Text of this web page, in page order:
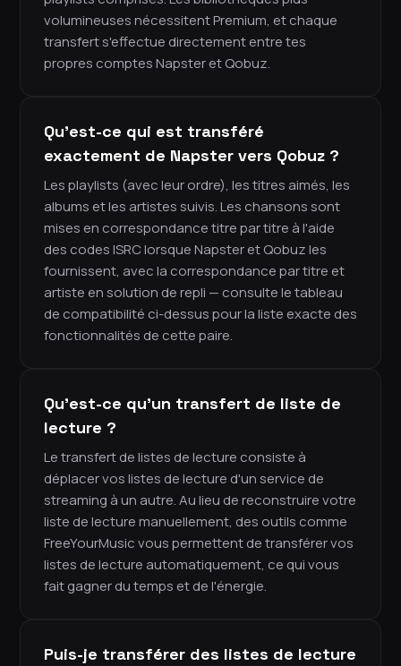
volumineuses nécessitent Premium, et chaque
transfert s'effectue directement entre tes
propres comptes Napster et Qobuz.
Qu'est-ce qui est transféré
exactement de Napster vers Qobuz ?
Les playlists (avec leur ordre), les titres aimés, les
albums et les artistes suivis. Les chansons sont
mises en correspondance titre par titre à l'aide
des codes ISRC lorsque Napster et Qobuz les
fournissent, avec la correspondance par titre et
artiste en solution de repli — consulte le tableau
de compatibilité ci-dessus pour la liste exacte des
fonctionnalités de cette paire.
Qu'est-ce qu'un transfert de liste de
lecture ?
Le transfert de listes de lecture consiste à
déplacer vos listes de lecture d'un service de
streaming à un autre. Au lieu de reconstruire votre
liste de lecture manuellement, des outils comme
FreeYourMusic vous permettent de transférer vos
listes de lecture automatiquement, ce qui vous
fait gagner du temps et de l'énergie.
Puis-je transférer des listes de lecture